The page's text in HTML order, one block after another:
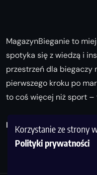
Korzystanie ze strony
Polityki prywatności
MagazynBieganie to
spotyka się z wiedzą i
przestrzeń dla biegaczy
pierwszego kroku po
to coś więcej niż sport –
Biegaj z nami i